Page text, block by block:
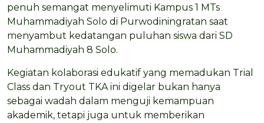
penuh semangat menyelimuti Kampus 1 MTs
Muhammadiyah Solo di Purwodiningratan saat
menyambut kedatangan puluhan siswa dari SD
Muhammadiyah 8 Solo.
Kegiatan kolaborasi edukatif yang memadukan Trial
Class dan Tryout TKA ini digelar bukan hanya
sebagai wadah dalam menguji kemampuan
akademik, tetapi juga untuk memberikan